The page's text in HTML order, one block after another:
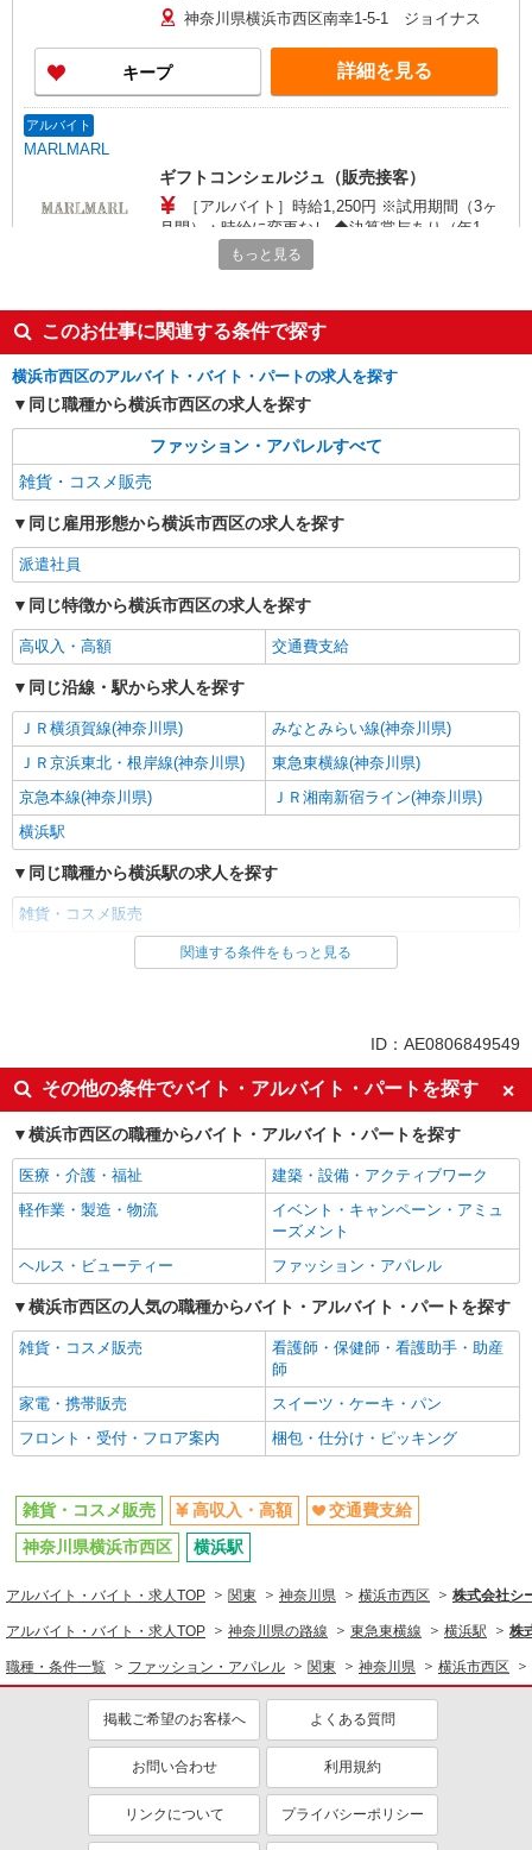
たします。
神奈川県横浜市西区南幸1-5-1 ジョイナス
キープ 詳細を見る
アルバイト
MARLMARL
ギフトコンシェルジュ（販売接客）
［アルバイト］時給1,250円 ※試用期間（3ヶ
月間）：時給に変更なし ◆決算賞与あり（年1
回 諸条件あり）
〒220-0012 神奈川県横浜市西区みなとみらい
キープ
アルバイト
マトエル
販売スタッフ
［アルバイト］時給1,230円〜
神奈川県横浜市西区南幸1-5-1 ジョイナス
キープ 詳細を見る
派遣社員
株式会社シーエーセールススタッフ/tkIY41425a
時給1500円〜1550円 給与例 247,500円＋交
通費全額＋残業代一分単位 ※時給1,500円×実働7
時間30分×22日勤務の場合。お時給は一例です。
ご経験により異なります。
220-8510神奈川県横浜市西区高島2丁目18－
1 そごう横浜店
キープ 詳細を見る
派遣社員
時給1450円〜1500円 ※経験・能力による
1500円×7時間×8日＝84,000円
詳細を見る
株式会社シーエーセールススタッフ/tkHT16476c
雑貨販売
220-8510 神奈川県横浜市西区高島2丁目18－1
詳細を見る
派遣社員
株式会社シーエーセールススタッフ/tkAK38796a
時給1540円〜1640円 ※経験・能力による 上
記給与＋時間外勤務手当＋交通費支給◎
ザ
キープ
派遣社員
株式会社シーエーセールススタッフ/tkYU40808c
時給1540円〜1600円 【月給例】時給1,540
円 実働7.5H×22日勤務の場合「254,100円」※月
収例は一例です。ご経験により異なります。
〒220-0005 神奈川県横浜市西区南幸1丁目1
－1
キープ 詳細を見る
もっと見る
このお仕事に関連する条件で探す
横浜市西区のアルバイト・バイト・パートの求人を探す
同じ職種から横浜市西区の求人を探す
ファッション・アパレルすべて
雑貨・コスメ販売
同じ雇用形態から横浜市西区の求人を探す
派遣社員
同じ特徴から横浜市西区の求人を探す
高収入・高額 交通費支給
同じ沿線・駅から求人を探す
ＪＲ横須賀線(神奈川県)
みなとみらい線(神奈川県)
ＪＲ京浜東北・根岸線(神奈川県)
東急東横線(神奈川県)
京急本線(神奈川県)
ＪＲ湘南新宿ライン(神奈川県)
横浜駅
同じ職種から横浜駅の求人を探す
雑貨・コスメ販売
同じ雇用形態から横浜駅の求人を探す
高収入・高額 交通費支給
ファッション・アパレル
雑貨・コスメ販売
交通費支給
関連する条件をもっと見る
ID：AE0806849549
その他の条件でバイト・アルバイト・パートを探す
横浜市西区の職種からバイト・アルバイト・パートを探す
医療・介護・福祉
建築・設備・アクティブワーク
軽作業・製造・物流
イベント・キャンペーン・アミュ
ーズメント
ヘルス・ビューティー
ファッション・アパレル
横浜市西区の人気の職種からバイト・アルバイト・パートを探す
雑貨・コスメ販売
看護師・保健師・看護助手・助産
師
家電・携帯販売
スイーツ・ケーキ・パン
フロント・受付・フロア案内
梱包・仕分け・ピッキング
雑貨・コスメ販売 高収入・高額
交通費支給
神奈川県横浜市西区
横浜駅
アルバイト・バイト・求人TOP 関東 神奈川県 横浜市西区 株式会社シ
アルバイト・バイト・求人TOP 神奈川県の路線 東急東横線 横浜駅 株
職種・条件一覧 ファッション・アパレル 関東 神奈川県 横浜市西区
掲載ご希望のお客様へ よくある質問
お問い合わせ 利用規約
リンクについて プライバシーポリシー